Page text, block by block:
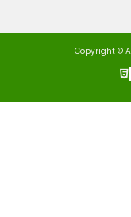
Copyright ©